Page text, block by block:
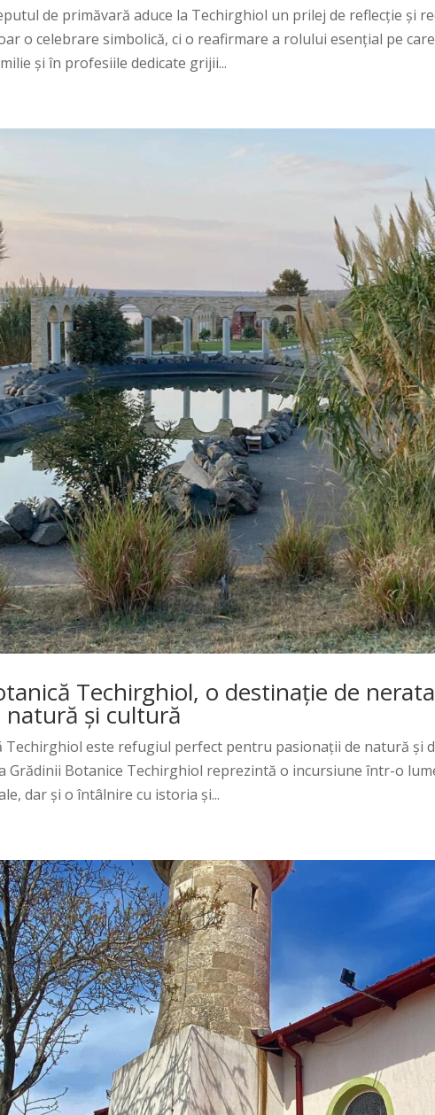
de primăvară aduce la Techirghiol un prilej de reflecție și
o celebrare simbolică, ci o reafirmare a rolului esențial pe
și în profesiile dedicate grijii...
Techirghiol, o destinație de
și cultură
Techirghiol este refugiul perfect pentru pasionații de natură și
Grădinii Botanice Techirghiol reprezintă o incursiune într-o
dar și o întâlnire cu istoria și...